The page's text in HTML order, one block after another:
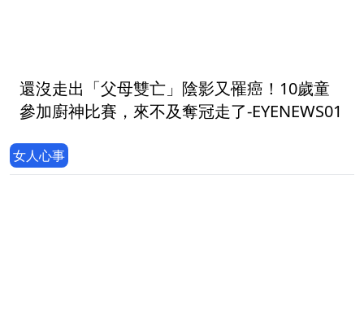
還沒走出「父母雙亡」陰影又罹癌！10歲童
參加廚神比賽，來不及奪冠走了-EYENEWS01
女人心事